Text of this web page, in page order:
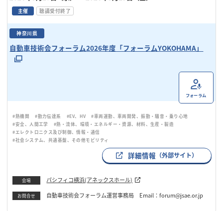
主催 聴講受付終了
神奈川県
自動車技術会フォーラム2026年度「フォーラムYOKOHAMA」
フォーラム
#熱機関 #動力伝達系 #EV、HV
#車両運動、車両開発、振動・騒音・乗り心地
#安全、人間工学
#熱・流体、環境・エネルギー・資源、材料、生産・製造
#エレクトロニクス及び制御、情報・通信
#社会システム、共通基盤、その他モビリティ
詳細情報 （外部サイト）
会場 パシフィコ横浜(アネックスホール)
お問合せ 自動車技術会フォーラム運営事務局 Email：forum@jsae.or.jp